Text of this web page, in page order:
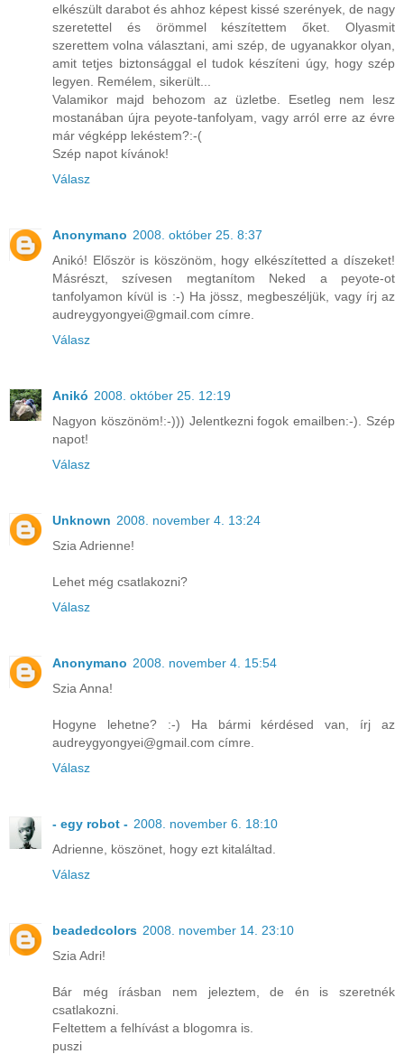
elkészült darabot és ahhoz képest kissé szerények, de nagy
szeretettel és örömmel készítettem őket. Olyasmit
szerettem volna választani, ami szép, de ugyanakkor olyan,
amit tetjes biztonsággal el tudok készíteni úgy, hogy szép
legyen. Remélem, sikerült...
Valamikor majd behozom az üzletbe. Esetleg nem lesz
mostanában újra peyote-tanfolyam, vagy arról erre az évre
már végképp lekéstem?:-(
Szép napot kívánok!
Válasz
Anonymano 2008. október 25. 8:37
Anikó! Először is köszönöm, hogy elkészítetted a díszeket!
Másrészt, szívesen megtanítom Neked a peyote-ot
tanfolyamon kívül is :-) Ha jössz, megbeszéljük, vagy írj az
audreygyongyei@gmail.com címre.
Válasz
Anikó 2008. október 25. 12:19
Nagyon köszönöm!:-))) Jelentkezni fogok emailben:-). Szép
napot!
Válasz
Unknown 2008. november 4. 13:24
Szia Adrienne!
Lehet még csatlakozni?
Válasz
Anonymano 2008. november 4. 15:54
Szia Anna!
Hogyne lehetne? :-) Ha bármi kérdésed van, írj az
audreygyongyei@gmail.com címre.
Válasz
- egy robot - 2008. november 6. 18:10
Adrienne, köszönet, hogy ezt kitaláltad.
Válasz
beadedcolors 2008. november 14. 23:10
Szia Adri!
Bár még írásban nem jeleztem, de én is szeretnék
csatlakozni.
Feltettem a felhívást a blogomra is.
puszi